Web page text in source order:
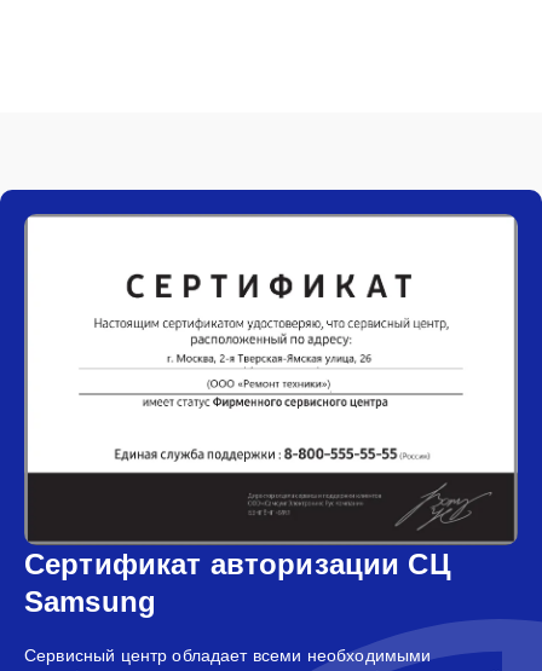
Сертификат авторизации СЦ
Samsung
Сервисный центр обладает всеми необходимыми